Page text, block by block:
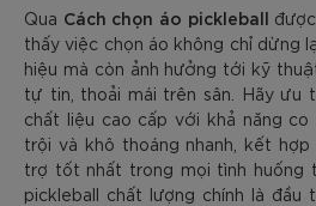
Qua Cách chọn áo pickleball
thấy việc chọn áo không chỉ dừng
hiệu mà còn ảnh hưởng tới kỹ
tự tin, thoải mái trên sân. Hãy ưu
chất liệu cao cấp với khả năng
trội và khô thoáng nhanh, kết
trợ tốt nhất trong mọi tình huống
pickleball chất lượng chính là đầu